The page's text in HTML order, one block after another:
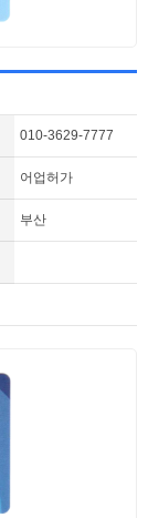
010-3629-7777
어업허가
부산